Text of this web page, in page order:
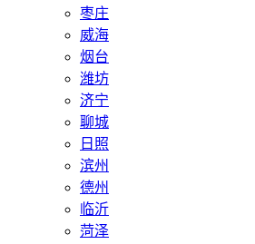
枣庄
威海
烟台
潍坊
济宁
聊城
日照
滨州
德州
临沂
菏泽